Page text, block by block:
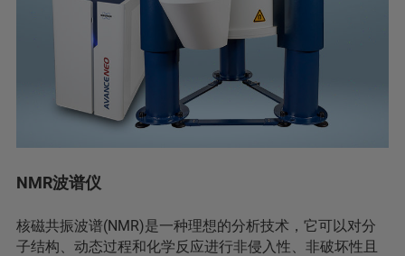
NMR波谱仪
核磁共振波谱(NMR)是一种理想的分析技术，它可以对分
子结构、动态过程和化学反应进行非侵入性、非破坏性且